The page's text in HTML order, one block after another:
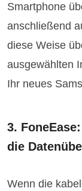
Smartphone
anschließend
diese Weise
ausgewählten
Ihr neues
3.
die
Wenn die